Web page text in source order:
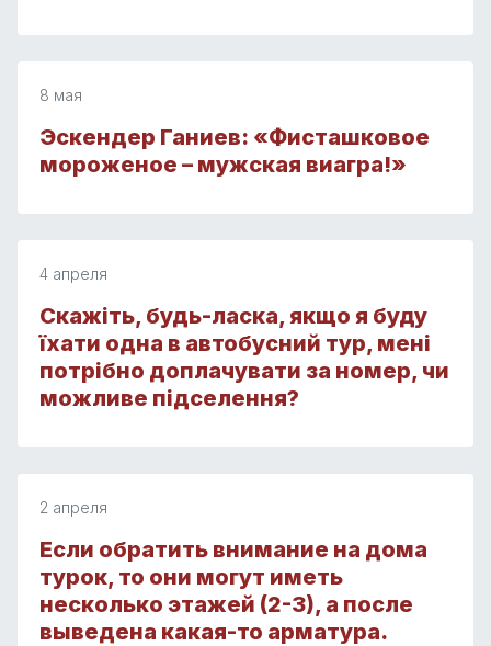
8 мая
Эскендер Ганиев: «Фисташковое
мороженое – мужская виагра!»
4 апреля
Скажіть, будь-ласка, якщо я буду
їхати одна в автобусний тур, мені
потрібно доплачувати за номер, чи
можливе підселення?
2 апреля
Если обратить внимание на дома
турок, то они могут иметь
несколько этажей (2-3), а после
выведена какая-то арматура.